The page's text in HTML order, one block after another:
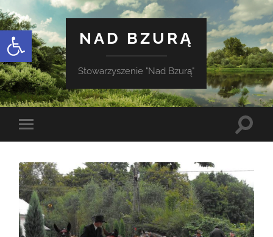
Otwórz pasek narzędzi
NAD BZURĄ
Stowarzyszenie "Nad Bzurą"
Toggle
mobile
Toggle